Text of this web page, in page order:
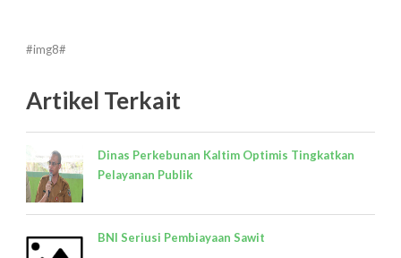
#img8#
Artikel Terkait
Dinas Perkebunan Kaltim Optimis Tingkatkan
Pelayanan Publik
BNI Seriusi Pembiayaan Sawit